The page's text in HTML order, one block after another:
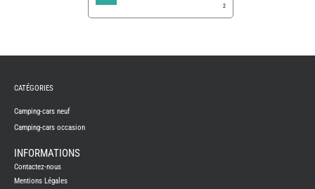
2
CAMPING-
NEUFS
CAMPING-
CAMPING-
BENIMAR
CATÉGORIES
Camping-cars neuf
Camping-cars occasion
INFORMATIONS
Contactez-nous
Mentions Légales